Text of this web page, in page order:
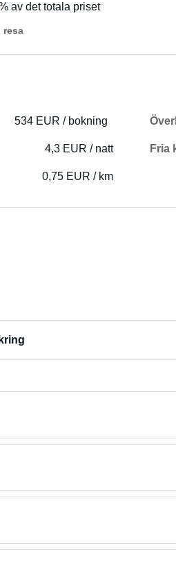
av det totala priset
resa
534 EUR / bokning
4,3 EUR / natt Fria
0,75 EUR / km